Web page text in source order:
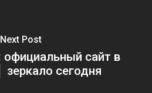
Next Post
официальный сайт в
сегодня